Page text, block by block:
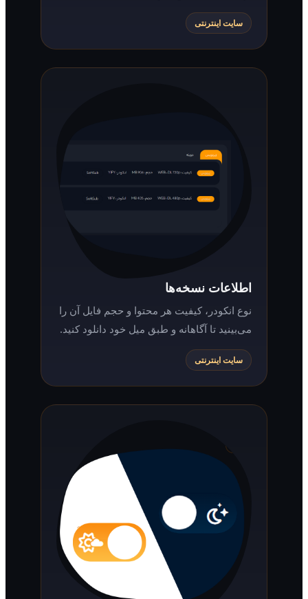
سایت اینترنتی
اطلاعات نسخه‌ها
نوع انکودر، کیفیت هر محتوا و حجم فایل آن را
می‌بینید تا آگاهانه و طبق میل خود دانلود کنید.
سایت اینترنتی